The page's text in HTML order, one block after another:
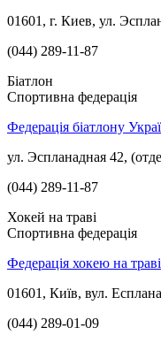
01601, г. Киев, ул.
(044) 289-11-87
Біатлон
Спортивна федерація
Федерація біатлону
ул. Эспланадная 42,
(044) 289-11-87
Хокей на траві
Спортивна федерація
Федерація хокею на
01601, Київ, вул.
(044) 289-01-09